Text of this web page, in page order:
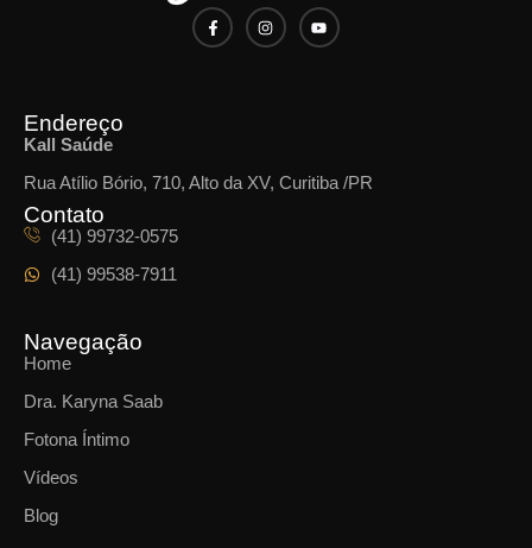
Endereço
Kall Saúde
Rua Atílio Bório, 710, Alto da XV, Curitiba /PR
Contato
(41) 99732-0575
(41) 99538-7911
Navegação
Home
Dra. Karyna Saab
Fotona Íntimo
Vídeos
Blog